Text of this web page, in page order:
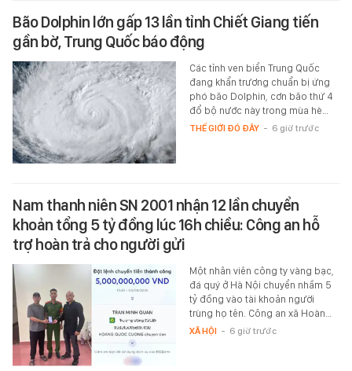
Bão Dolphin lớn gấp 13 lần tỉnh Chiết Giang tiến
gần bờ, Trung Quốc báo động
Các tỉnh ven biển Trung Quốc
đang khẩn trương chuẩn bị ứng
phó bão Dolphin, cơn bão thứ 4
đổ bộ nước này trong mùa hè…
THẾ GIỚI ĐÓ ĐÂY - 6 giờ trước
Nam thanh niên SN 2001 nhận 12 lần chuyển
khoản tổng 5 tỷ đồng lúc 16h chiều: Công an hỗ
trợ hoàn trả cho người gửi
Một nhân viên công ty vàng bạc,
đá quý ở Hà Nội chuyển nhầm 5
tỷ đồng vào tài khoản người
trùng họ tên. Công an xã Hoàn…
XÃ HỘI - 6 giờ trước